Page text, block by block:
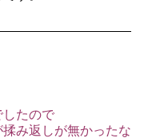
したので
み返しが無かったな